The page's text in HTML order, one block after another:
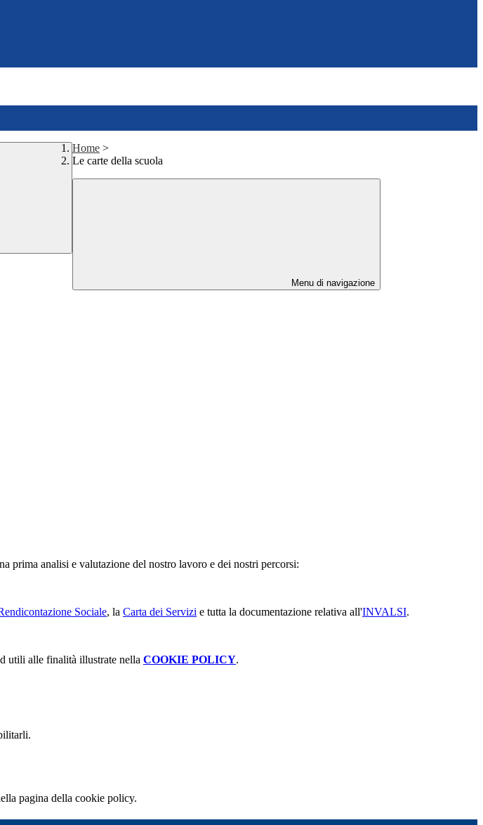
Home >
Le carte della scuola
Menu di navigazione
prima analisi e valutazione del nostro lavoro e dei nostri percorsi:
Sociale, la Carta dei Servizi e tutta la documentazione relativa all'INVALSI.
utili alle finalità illustrate nella COOKIE POLICY.
pagina della cookie policy.